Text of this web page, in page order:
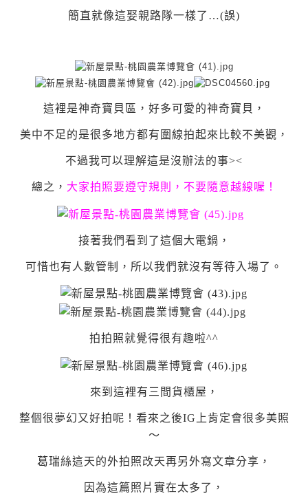
簡直就像這娶親路隊一樣了…(誤)
這裡是神奇寶貝區，好多可愛的神奇寶貝，
美中不足的是很多地方都有圍線拍起來比較不美觀，
不過我可以理解這是沒辦法的事><
總之， 大家拍照要遵守規則，不要隨意越線喔！
接著我們看到了這個大電鍋，
可惜也有人數管制，所以我們就沒有等待入場了。
拍拍照就覺得很有趣啦^^
來到這裡有三間貨櫃屋，
整個很夢幻又好拍呢！看來之後IG上肯定會很多美照
～
葛瑞絲這天的外拍照改天再另外寫文章分享，
因為這篇照片實在太多了，